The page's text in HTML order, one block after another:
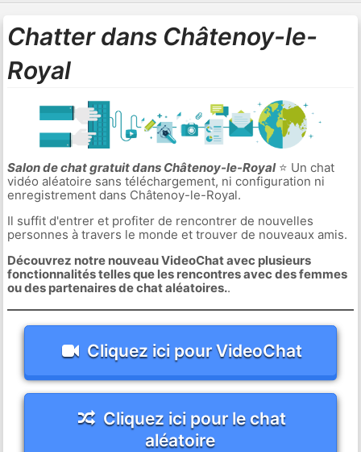
Chatter dans Châtenoy-le-
Royal
Salon de chat gratuit dans Châtenoy-le-Royal⭐ Un chat
vidéo aléatoire sans téléchargement, ni configuration ni
enregistrement dans Châtenoy-le-Royal.
Il suffit d'entrer et profiter de rencontrer de nouvelles
personnes à travers le monde et trouver de nouveaux amis.
Découvrez notre nouveau VideoChat avec plusieurs
fonctionnalités telles que les rencontres avec des femmes
ou des partenaires de chat aléatoires..
Cliquez ici pour VideoChat
Cliquez ici pour le chat
aléatoire